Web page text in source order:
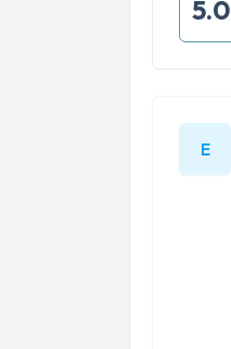
5.0
E